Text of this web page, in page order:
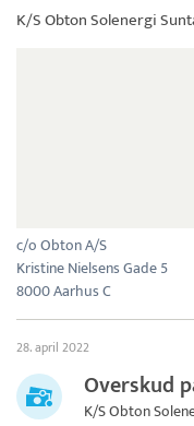
K/S Obton Solenergi
c/o Obton A/S
Kristine Nielsens Gade 5
8000 Aarhus C
28. april 2022
Overskud
K/S Obton